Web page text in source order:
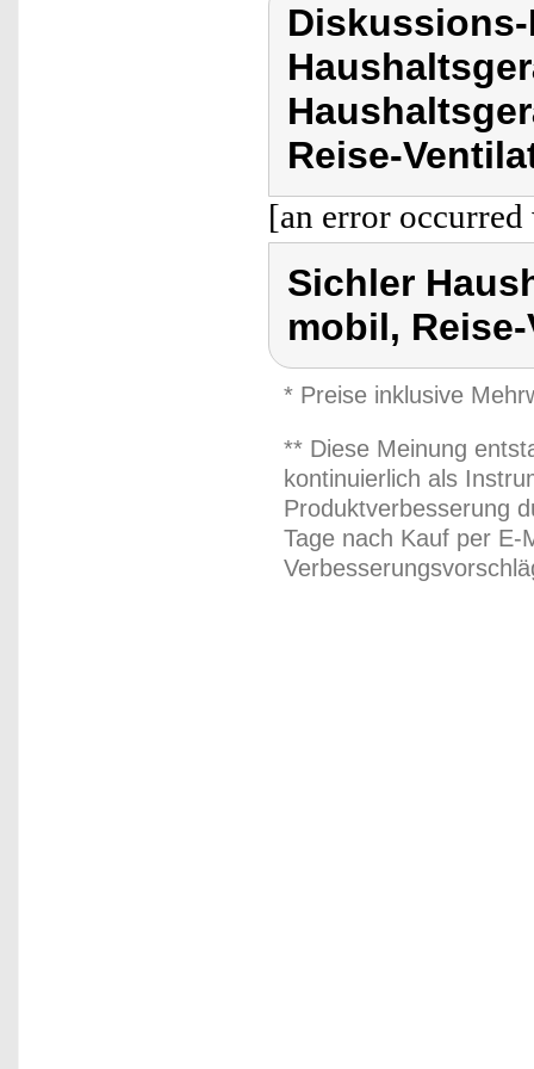
Reise-
[an error
Sichler
mobil,
* Preise inklusive
** Diese Meinung
kontinuierlich als
Produktverbesserung
Tage nach Kauf per E-